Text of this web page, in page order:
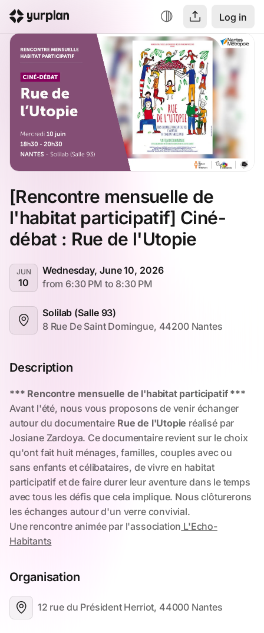
Log in
[Rencontre mensuelle de
l'habitat participatif] Ciné-
débat : Rue de l'Utopie
JUN
10
Wednesday, June 10, 2026
from 6:30 PM to 8:30 PM
Solilab (Salle 93)
8 Rue De Saint Domingue, 44200 Nantes
Description
Organisation
12 rue du Président Herriot, 44000 Nantes